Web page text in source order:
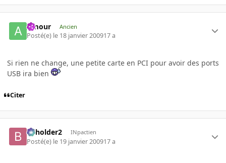
Amour Ancien
Posté(e) le 18 janvier 200917 a
Si rien ne change, une petite carte en PCI pour avoir des ports
USB ira bien
Citer
beholder2 INpactien
Posté(e) le 19 janvier 200917 a